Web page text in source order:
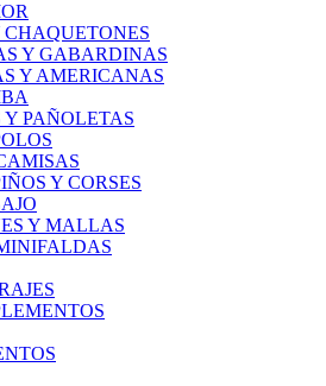
CHAQUETONES
Y GABARDINAS
Y AMERICANAS
PAÑOLETAS
Y CORSES
Y MALLAS